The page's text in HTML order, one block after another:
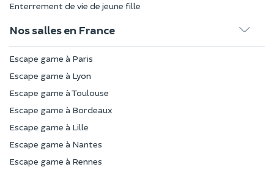
Enterrement de vie de jeune fille
Nos salles en France
Escape game à Paris
Escape game à Lyon
Escape game à Toulouse
Escape game à Bordeaux
Escape game à Lille
Escape game à Nantes
Escape game à Rennes